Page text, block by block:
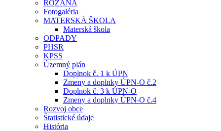
ROZANA
Fotogaléria
MATERSKÁ ŠKOLA
Materská škola
ODPADY
PHSR
KPSS
Územný plán
Doplnok č. 1 k ÚPN
Zmeny a doplnky ÚPN-O č.2
Doplnok č. 3 k ÚPN-O
Zmeny a doplnky ÚPN-O č.4
Rozvoj obce
Štatistické údaje
História